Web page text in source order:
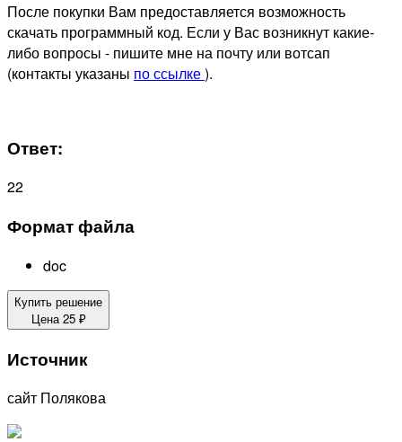
После покупки Вам предоставляется возможность
скачать программный код. Если у Вас возникнут какие-
либо вопросы - пишите мне на почту или вотсап
(контакты указаны по ссылке).
Ответ:
22
Формат файла
doc
Купить решение
Цена25 ₽
Источник
сайт Полякова